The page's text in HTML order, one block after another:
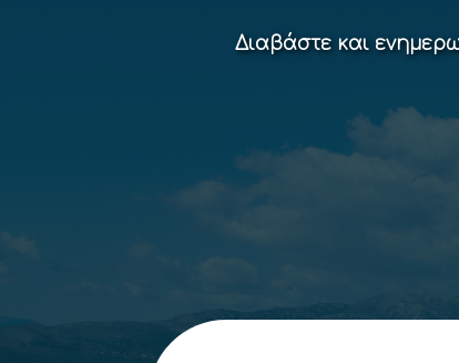
Διαβάστε και